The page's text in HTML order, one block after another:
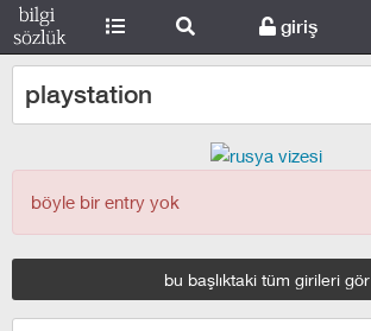
giriş
playstation
böyle bir entry yok
bu başlıktaki tüm girileri gör